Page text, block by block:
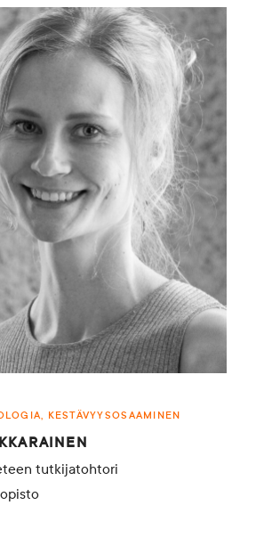
KESTÄVYYSOSAAMINEN
tutkijatohtori